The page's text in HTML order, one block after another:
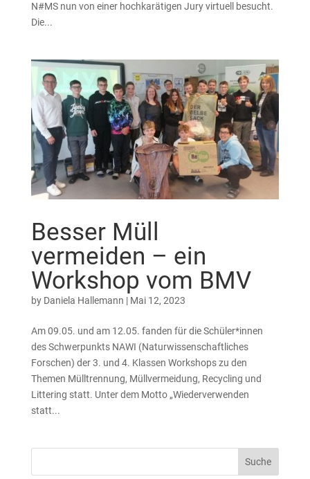
N#MS nun von einer hochkarätigen Jury virtuell besucht.
Die...
Besser Müll
vermeiden – ein
Workshop vom BMV
by Daniela Hallemann | Mai 12, 2023
Am 09.05. und am 12.05. fanden für die Schüler*innen
des Schwerpunkts NAWI (Naturwissenschaftliches
Forschen) der 3. und 4. Klassen Workshops zu den
Themen Mülltrennung, Müllvermeidung, Recycling und
Littering statt. Unter dem Motto „Wiederverwenden
statt...